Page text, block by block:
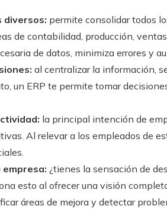
diversos: permite consolidar todos
de contabilidad, producción,
de datos, minimiza errores y
al centralizar la información,
un ERP te permite tomar
la principal intención de
Al relevar a los empleados de
empresa: ¿tienes la sensación de
esto al ofrecer una visión
áreas de mejora y detectar